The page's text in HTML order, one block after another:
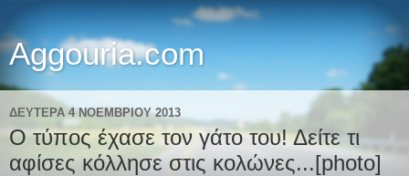
Aggouria.com
ΔΕΥΤΈΡΑ 4 ΝΟΕΜΒΡΊΟΥ 2013
Ο τύπος έχασε τον γάτο του! Δείτε τι
αφίσες κόλλησε στις κολώνες...[photo]